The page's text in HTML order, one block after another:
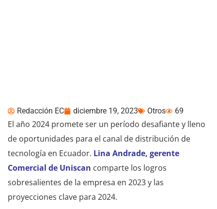
Redacción EC diciembre 19, 2023 Otros 69
El año 2024 promete ser un período desafiante y lleno
de oportunidades para el canal de distribución de
tecnología en Ecuador. Lina Andrade, gerente
Comercial de Uniscan comparte los logros
sobresalientes de la empresa en 2023 y las
proyecciones clave para 2024.